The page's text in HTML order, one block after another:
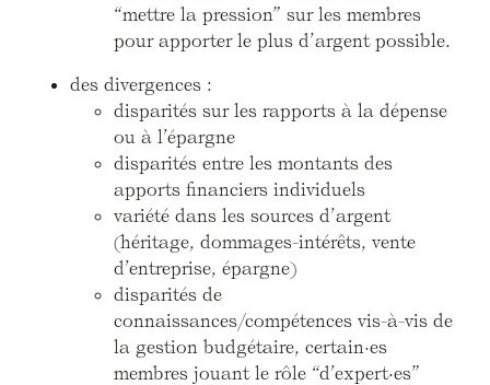
“mettre la pression” sur les membres
pour apporter le plus d’argent possible.
des divergences :
disparités sur les rapports à la dépense
ou à l’épargne
disparités entre les montants des
apports financiers individuels
variété dans les sources d’argent
(héritage, dommages-intérêts, vente
d’entreprise, épargne)
disparités de
connaissances/compétences vis-à-vis de
la gestion budgétaire, certain·es
membres jouant le rôle “d’expert·es”